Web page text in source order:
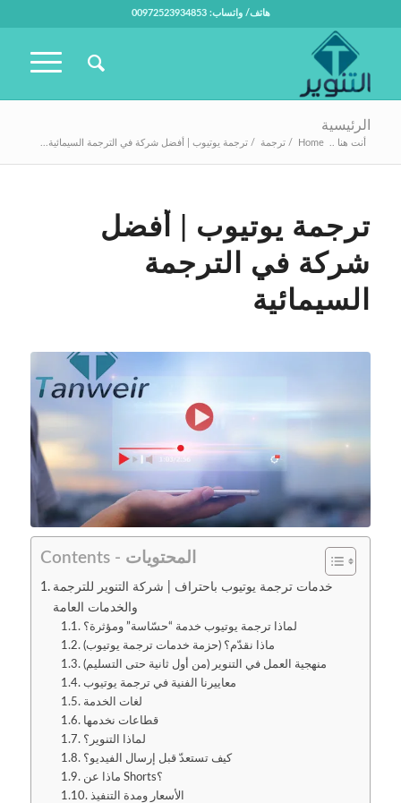
هاتف/ واتساب: 00972523934853
الرئيسية
أنت هنا .. Home
/ ترجمة / ترجمة يوتيوب | أفضل شركة في الترجمة السيمائية...
ترجمة يوتيوب | أفضل
شركة في الترجمة
السيمائية
Contents - المحتويات
خدمات ترجمة يوتيوب باحتراف | شركة التنوير للترجمة
والخدمات العامة
لماذا ترجمة يوتيوب خدمة “حسّاسة” ومؤثرة؟
ماذا نقدّم؟ (حزمة خدمات ترجمة يوتيوب)
منهجية العمل في التنوير (من أول ثانية حتى التسليم)
معاييرنا الفنية في ترجمة يوتيوب
لغات الخدمة
قطاعات نخدمها
لماذا التنوير؟
كيف تستعدّ قبل إرسال الفيديو؟
ماذا عن Shorts؟
الأسعار ومدة التنفيذ